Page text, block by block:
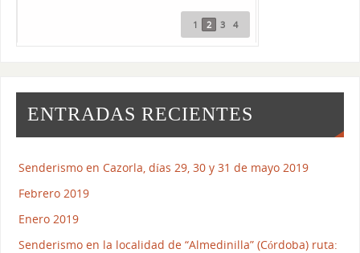
1 2 3 4
ENTRADAS RECIENTES
Senderismo en Cazorla, días 29, 30 y 31 de mayo 2019
Febrero 2019
Enero 2019
Senderismo en la localidad de “Almedinilla” (Córdoba) ruta: